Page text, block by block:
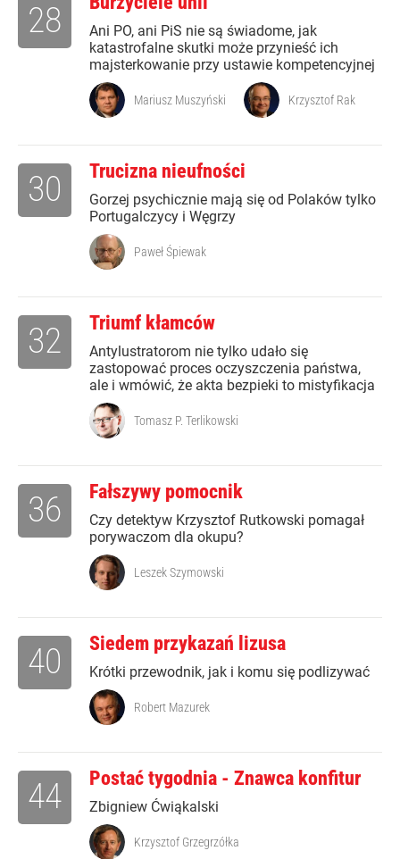
Ani PO, ani PiS nie są świadome, jak
katastrofalne skutki może przynieść ich
majsterkowanie przy ustawie kompetencyjnej
28
Mariusz Muszyński Krzysztof Rak
Trucizna nieufności
Gorzej psychicznie mają się od Polaków tylko
Portugalczycy i Węgrzy
30
Paweł Śpiewak
Triumf kłamców
Antylustratorom nie tylko udało się
zastopować proces oczyszczenia państwa,
ale i wmówić, że akta bezpieki to mistyfikacja
32
Tomasz P. Terlikowski
Fałszywy pomocnik
Czy detektyw Krzysztof Rutkowski pomagał
porywaczom dla okupu?
36
Leszek Szymowski
Siedem przykazań lizusa
Krótki przewodnik, jak i komu się podlizywać
40
Robert Mazurek
Postać tygodnia - Znawca konfitur
Zbigniew Ćwiąkalski
44
Krzysztof Grzegrzółka